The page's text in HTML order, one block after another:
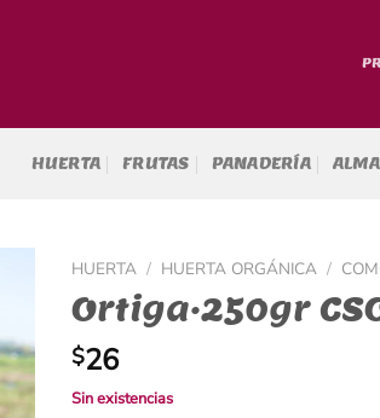
HUERTA FRUTAS PANADERÍA
HUERTA / HUERTA ORGÁNICA /
Ortiga·250gr
$26
Sin existencias